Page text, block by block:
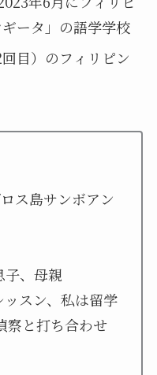
ータ」の語学学校
目）のフィリピン
ス島サンボアン
子、母親
スン、私は留学
察と打ち合わせ